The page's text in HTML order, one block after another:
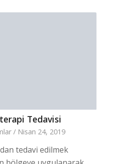
Tedavisi
/ Nisan 24, 2019
tedavi edilmek